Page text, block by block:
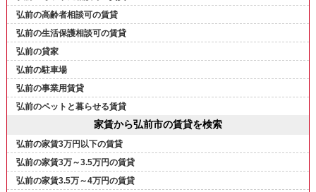
弘前の高齢者相談可の賃貸
弘前の生活保護相談可の賃貸
弘前の貸家
弘前の駐車場
弘前の事業用賃貸
弘前のペットと暮らせる賃貸
家賃から弘前市の賃貸を検索
弘前の家賃3万円以下の賃貸
弘前の家賃3万～3.5万円の賃貸
弘前の家賃3.5万～4万円の賃貸